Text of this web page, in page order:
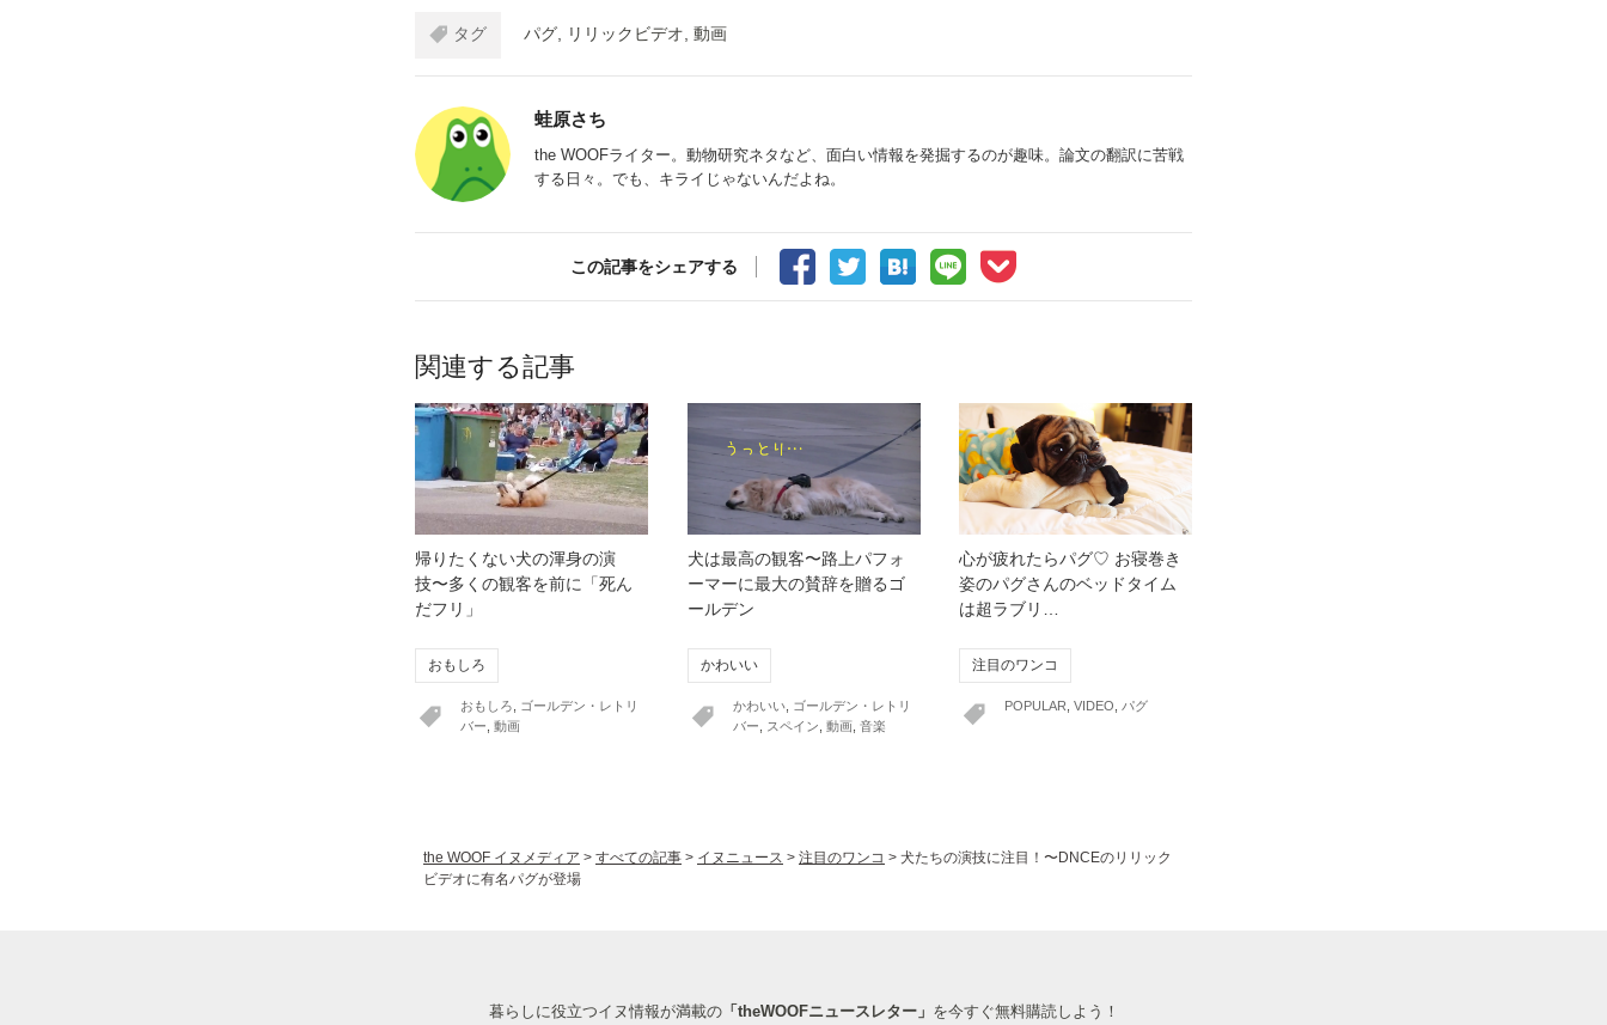
タグ パグ, リリックビデオ, 動画
蛙原さち
the WOOFライター。動物研究ネタなど、面白い情報を発掘するのが趣味。論文の翻訳に苦戦
する日々。でも、キライじゃないんだよね。
この記事をシェアする
関連する記事
帰りたくない犬の渾身の演
技〜多くの観客を前に「死ん
だフリ」
おもしろ
おもしろ
ゴールデン・レトリ
バー 動画
犬は最高の観客〜路上パフォ
ーマーに最大の賛辞を贈るゴ
ールデン
かわいい
かわいい, ゴールデン・レトリ
バー
スペイン 動画, 音楽
心が疲れたらパグ♡ お寝巻き
姿のパグさんのベッドタイム
は超ラブリ…
注目のワンコ
POPULAR VIDEO パグ
the WOOF イヌメディア > すべての記事 > イヌニュース > 注目のワンコ > 犬たちの演技に注目！〜DNCEのリリック
ビデオに有名パグが登場
暮らしに役立つイヌ情報が満載の「theWOOFニュースレター」 を今すぐ無料購読しよう！